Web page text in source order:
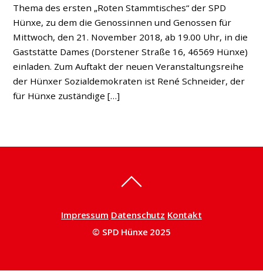
Thema des ersten „Roten Stammtisches“ der SPD
Hünxe, zu dem die Genossinnen und Genossen für
Mittwoch, den 21. November 2018, ab 19.00 Uhr, in die
Gaststätte Dames (Dorstener Straße 16, 46569 Hünxe)
einladen. Zum Auftakt der neuen Veranstaltungsreihe
der Hünxer Sozialdemokraten ist René Schneider, der
für Hünxe zuständige […]
Impressum Datenschutz Kontakt
© SPD Hünxe 2025